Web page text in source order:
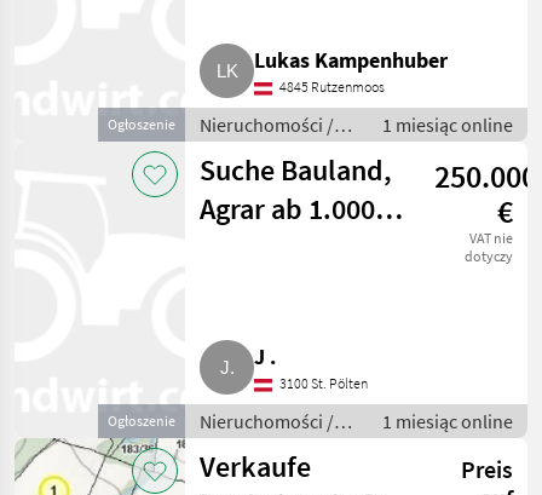
Ogłoszenie
Hühnerhaltung
Lukas Kampenhuber
4845 Rutzenmoos
Nieruchomości /
Działki
1 miesiąc online
Ogłoszenie
Suche Bauland,
Agrar ab 1.000
250.000
€
VAT nie
dotyczy
J .
3100 St. Pölten
Nieruchomości /
Działki
1 miesiąc online
Verkaufe
Preis